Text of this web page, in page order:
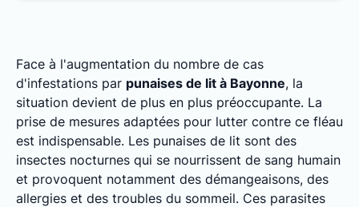
Face à l'augmentation du nombre de cas
d'infestations par punaises de lit à Bayonne, la
situation devient de plus en plus préoccupante. La
prise de mesures adaptées pour lutter contre ce fléau
est indispensable. Les punaises de lit sont des
insectes nocturnes qui se nourrissent de sang humain
et provoquent notamment des démangeaisons, des
allergies et des troubles du sommeil. Ces parasites